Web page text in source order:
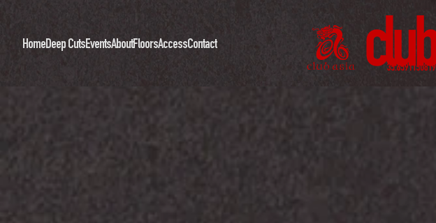
HomeDeep CutsEventsAboutFloorsAccessContact